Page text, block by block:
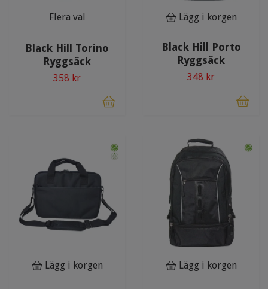
Flera val
Black Hill Torino
Ryggsäck
358 kr
Lägg i korgen
Black Hill Porto
Ryggsäck
348 kr
Lägg i korgen Lägg i korgen